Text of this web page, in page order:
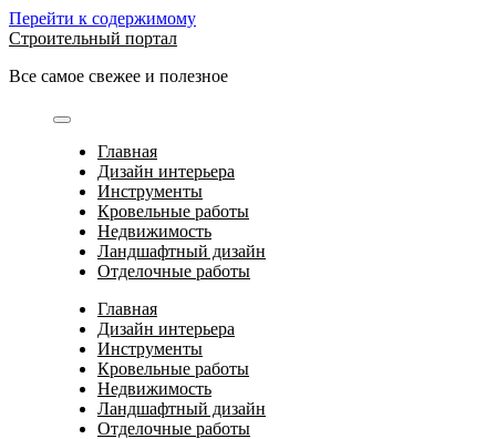
Перейти к содержимому
Строительный портал
Все самое свежее и полезное
Главная
Дизайн интерьера
Инструменты
Кровельные работы
Недвижимость
Ландшафтный дизайн
Отделочные работы
Главная
Дизайн интерьера
Инструменты
Кровельные работы
Недвижимость
Ландшафтный дизайн
Отделочные работы